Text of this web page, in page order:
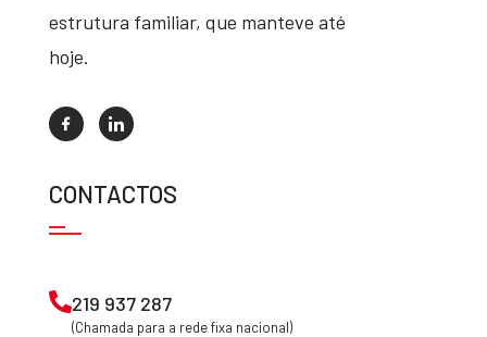
estrutura familiar, que manteve até
hoje.
CONTACTOS
219 937 287
(Chamada para a rede fixa nacional)